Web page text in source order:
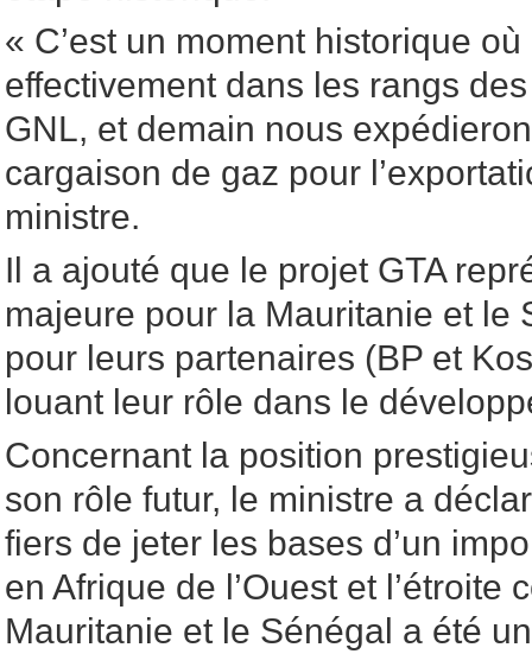
« C’est un moment historique
effectivement dans les rangs
GNL, et demain nous
cargaison de gaz pour
ministre.
Il a ajouté que le projet GTA
majeure pour la Mauritanie et le
pour leurs partenaires (BP et
louant leur rôle dans le
Concernant la position
son rôle futur, le ministre a
fiers de jeter les bases d’un
en Afrique de l’Ouest et l’étroite
Mauritanie et le Sénégal a été